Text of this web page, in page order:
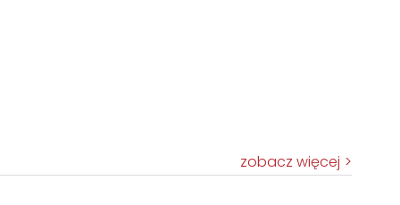
zobacz więcej